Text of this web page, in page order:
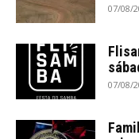
07/08/
07/08/